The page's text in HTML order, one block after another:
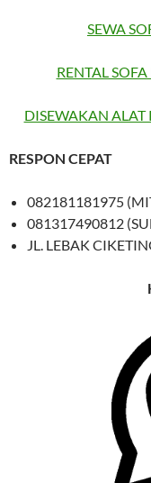
SEWA
RENTAL
DISEWAKAN ALAT
RESPON CEPAT
082181181975
081317490812
JL. LEBAK